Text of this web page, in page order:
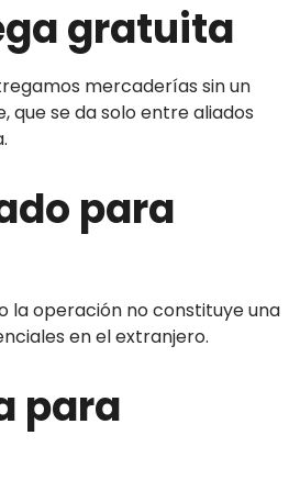
gratuita
mercaderías sin un
se da solo entre aliados
para
la operación no constituye una
en el extranjero.
para